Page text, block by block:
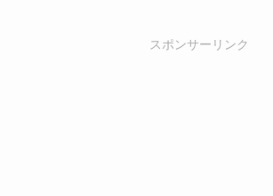
スポンサーリンク